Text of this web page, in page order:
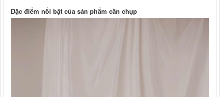
Đặc điểm nổi bật của sản phẩm cần chụp